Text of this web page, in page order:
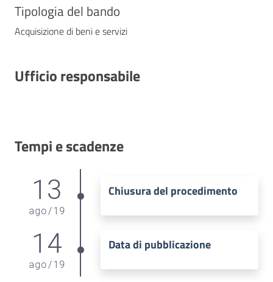
Tipologia del bando
Acquisizione di beni e servizi
Ufficio responsabile
Tempi e scadenze
13
ago/19
Chiusura del procedimento
14
ago/19
Data di pubblicazione